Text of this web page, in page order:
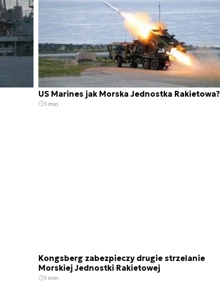
US Marines jak Morska Jednostka Rakietowa?
1 min.
Kongsberg zabezpieczy drugie strzelanie
Morskiej Jednostki Rakietowej
1 min.